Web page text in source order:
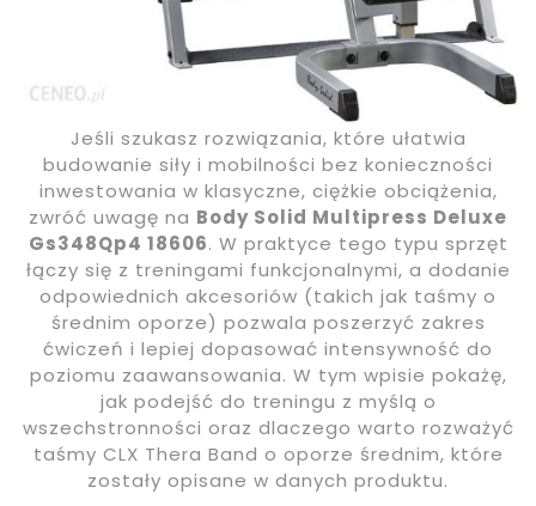
Jeśli szukasz rozwiązania, które ułatwia
budowanie siły i mobilności bez konieczności
inwestowania w klasyczne, ciężkie obciążenia,
zwróć uwagę na Body Solid Multipress Deluxe
Gs348Qp4 18606. W praktyce tego typu sprzęt
łączy się z treningami funkcjonalnymi, a dodanie
odpowiednich akcesoriów (takich jak taśmy o
średnim oporze) pozwala poszerzyć zakres
ćwiczeń i lepiej dopasować intensywność do
poziomu zaawansowania. W tym wpisie pokażę,
jak podejść do treningu z myślą o
wszechstronności oraz dlaczego warto rozważyć
taśmy CLX Thera Band o oporze średnim, które
zostały opisane w danych produktu.